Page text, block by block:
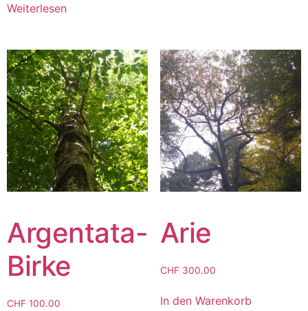
Weiterlesen
Argentata-
Birke
CHF 100.00
Arie
CHF300.00
In den Warenkorb